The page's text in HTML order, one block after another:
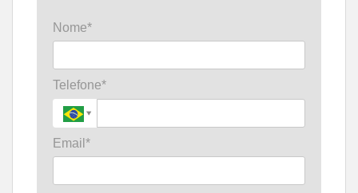
Nome*
Telefone*
Email*